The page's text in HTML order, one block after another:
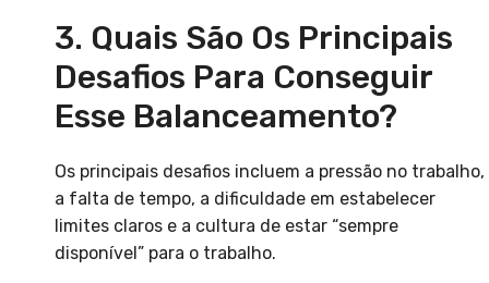
3. Quais São Os Principais
Desafios Para Conseguir
Esse Balanceamento?
Os principais desafios incluem a pressão no trabalho,
a falta de tempo, a dificuldade em estabelecer
limites claros e a cultura de estar “sempre
disponível” para o trabalho.